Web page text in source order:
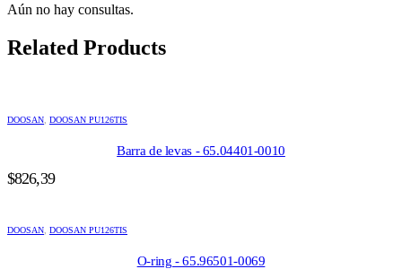
Aún no hay consultas.
Related Products
DOOSAN DOOSAN PU126TIS
Barra de levas - 65.04401-0010
$826,39
DOOSAN DOOSAN PU126TIS
O-ring - 65.96501-0069